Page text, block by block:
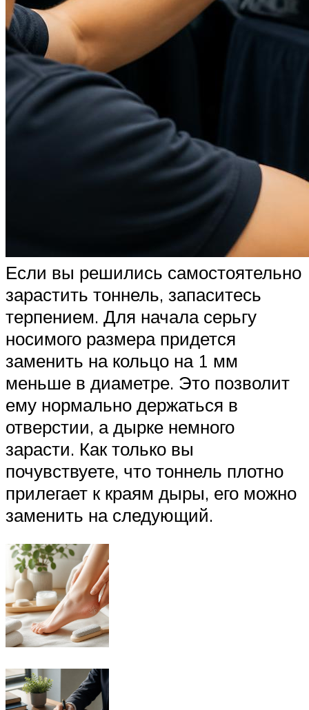
Если вы решились самостоятельно
зарастить тоннель, запаситесь
терпением. Для начала серьгу
носимого размера придется
заменить на кольцо на 1 мм
меньше в диаметре. Это позволит
ему нормально держаться в
отверстии, а дырке немного
зарасти. Как только вы
почувствуете, что тоннель плотно
прилегает к краям дыры, его можно
заменить на следующий.